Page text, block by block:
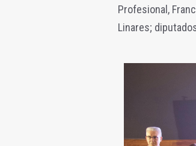
Profesional,
Linares;